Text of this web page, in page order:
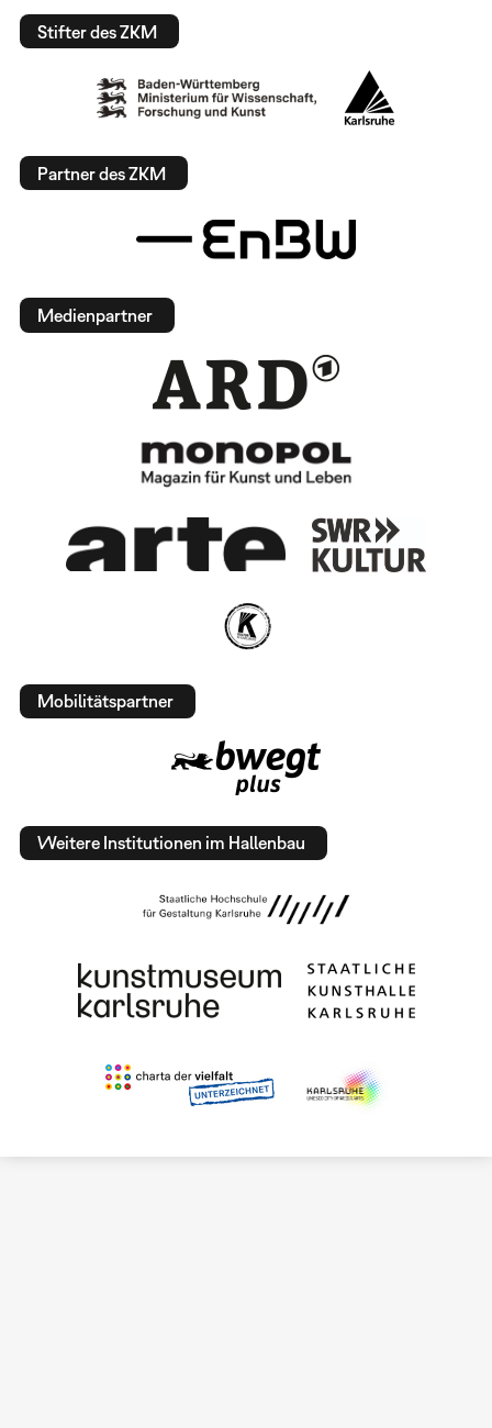
Stifter des ZKM
Partner des ZKM
Medienpartner
Mobilitätspartner
Weitere Institutionen im Hallenbau